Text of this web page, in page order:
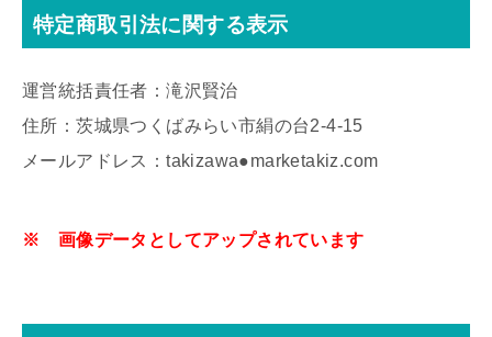
特定商取引法に関する表示
運営統括責任者：滝沢賢治
住所：茨城県つくばみらい市絹の台2-4-15
メールアドレス：takizawa●marketakiz.com
※ 画像データとしてアップされています